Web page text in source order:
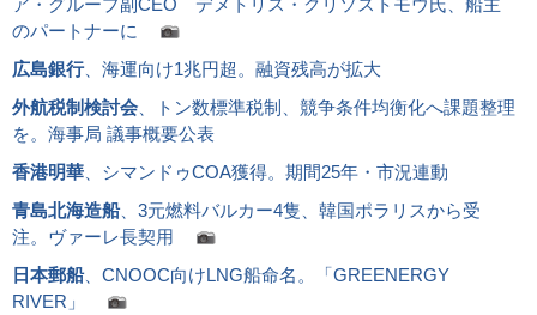
ア・グループ副CEO デメトリス・クリソストモウ氏、船主
のパートナーに
広島銀行、海運向け1兆円超。融資残高が拡大
外航税制検討会 、トン数標準税制、競争条件均衡化へ課題整理
を。海事局 議事概要公表
香港明華 、シマンドゥCOA獲得。期間25年・市況連動
青島北海造船、3元燃料バルカー4隻、韓国ポラリスから受
注。ヴァーレ長契用
日本郵船、CNOOC向けLNG船命名。「GREENERGY
RIVER」